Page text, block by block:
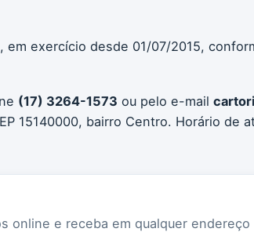
em exercício desde 01/07/2015,
(17) 3264-1573 ou pelo e-mail
15140000, bairro Centro. Horário de
online e receba em qualquer endereço